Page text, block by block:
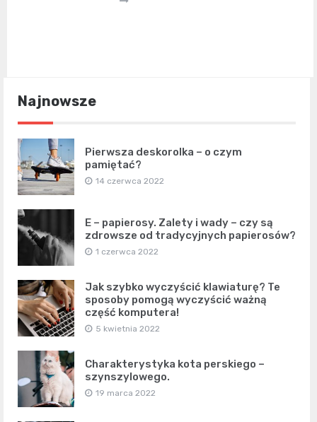
Najnowsze
Pierwsza deskorolka – o czym
pamiętać?
14 czerwca 2022
E – papierosy. Zalety i wady – czy są
zdrowsze od tradycyjnych papierosów?
1 czerwca 2022
Jak szybko wyczyścić klawiaturę? Te
sposoby pomogą wyczyścić ważną
część komputera!
5 kwietnia 2022
Charakterystyka kota perskiego –
szynszylowego.
19 marca 2022